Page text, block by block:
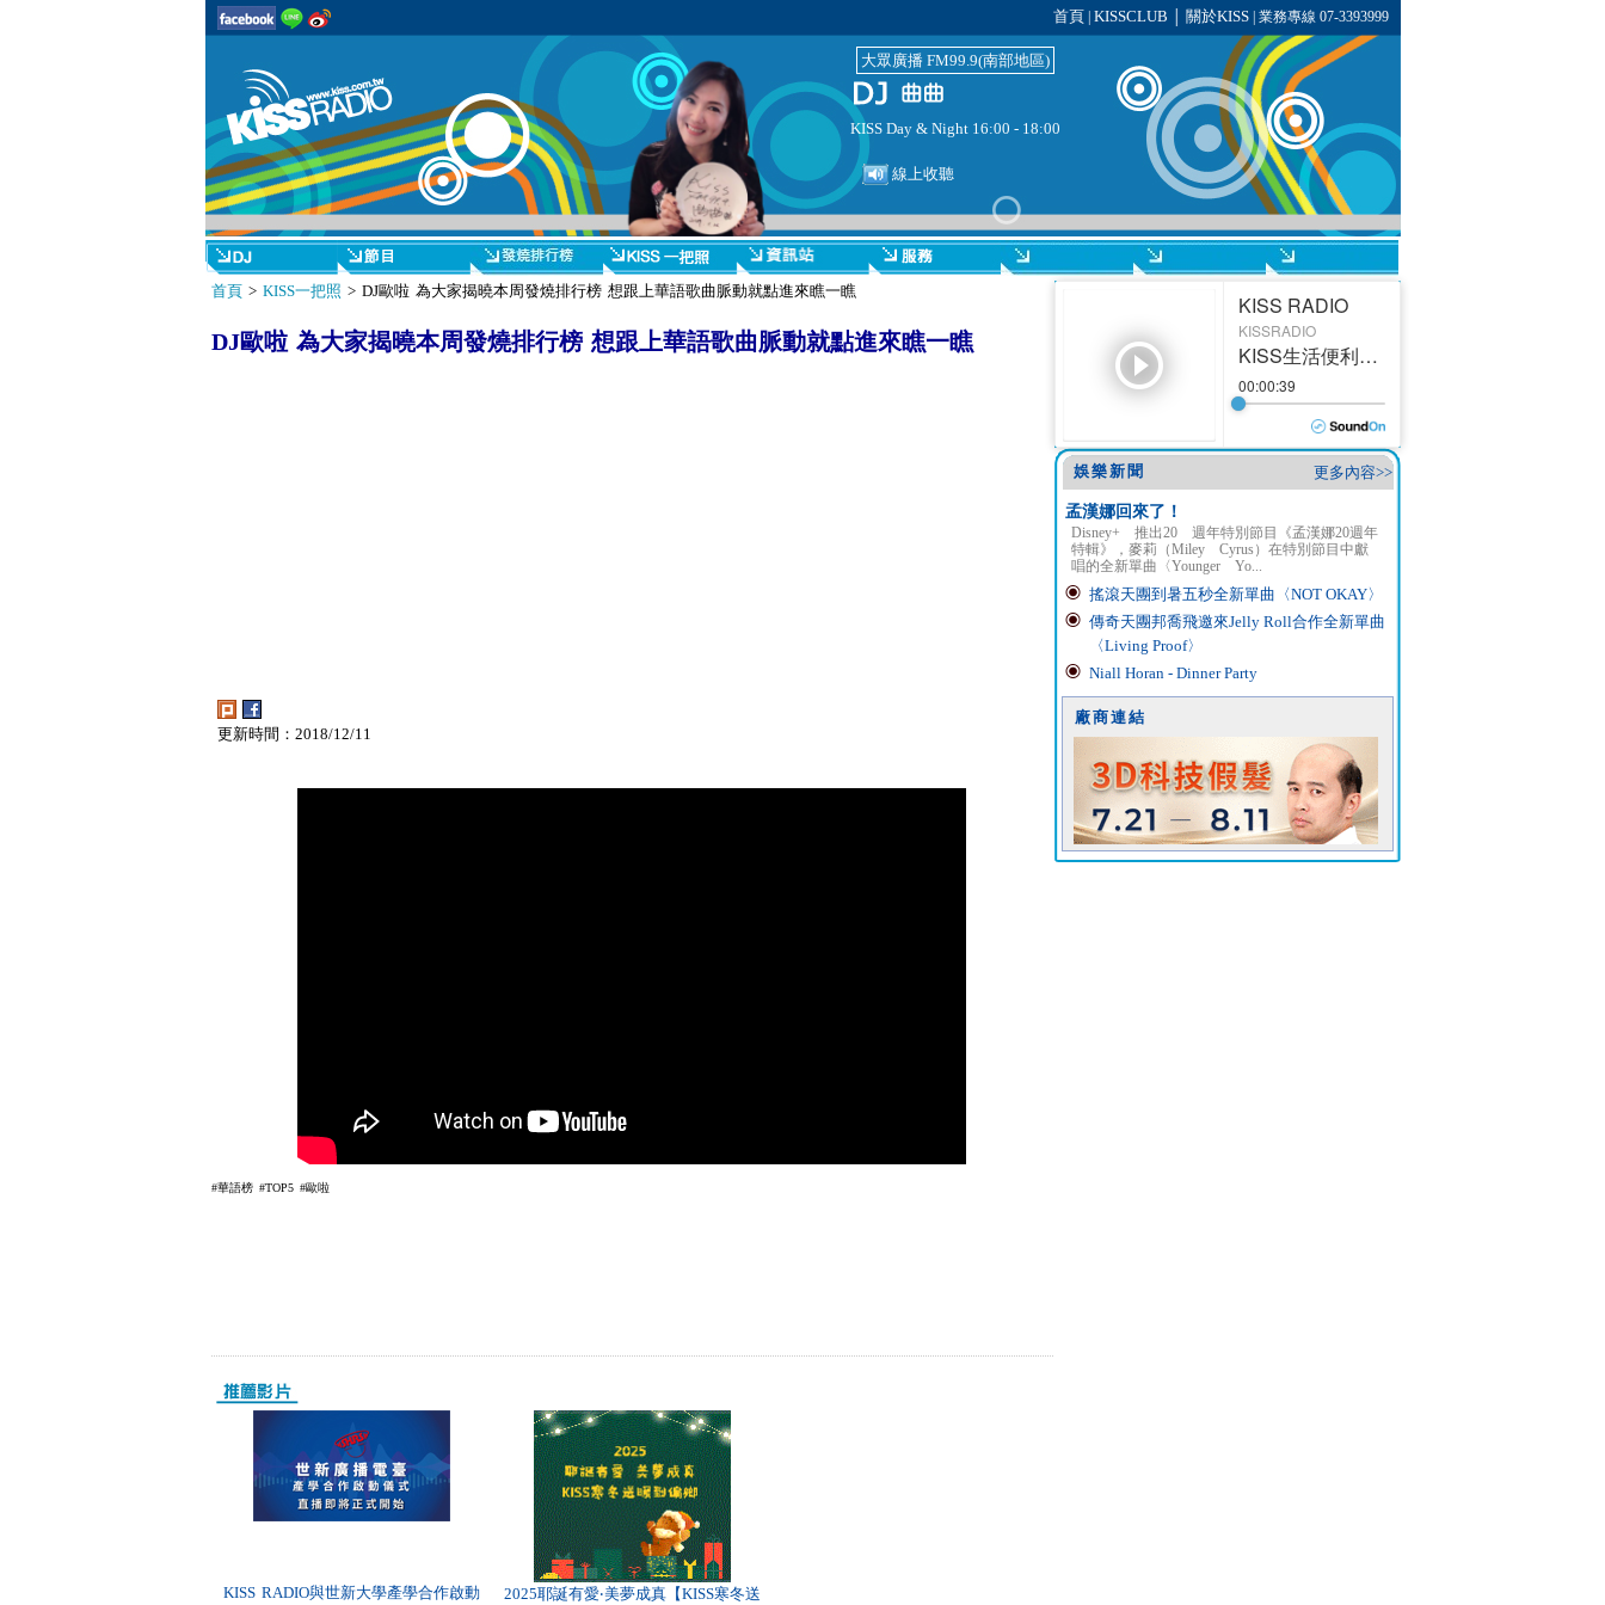
首頁 KISSCLUB 關於KISS| 業務專線 07-3393999
大眾廣播 FM99.9(南部地區)
KISS Day & Night 16:00 - 18:00
線上收聽
首頁> KISS一把照 > DJ歐啦 為大家揭曉本周發燒排行榜 想跟上華語歌曲脈動就點進來瞧一瞧
DJ歐啦 為大家揭曉本周發燒排行榜 想跟上華語歌曲脈動就點進來瞧一瞧
更新時間：2018/12/11
#華語榜 #TOP5 #歐啦
KISS RADIO與世新大學產學合作啟動 2025耶誕有愛‧美夢成真【KISS寒冬送
更多內容>>
娛樂新聞
孟漢娜回來了！
Disney+ 推出20 週年特別節目《孟漢娜20週年
特輯》，麥莉（Miley Cyrus）在特別節目中獻
唱的全新單曲〈Younger Yo...
搖滾天團到暑五秒全新單曲〈NOT OKAY〉
傳奇天團邦喬飛邀來Jelly Roll合作全新單曲
〈Living Proof〉
Niall Horan - Dinner Party
廠商連結